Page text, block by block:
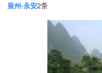
泉州-永安2条